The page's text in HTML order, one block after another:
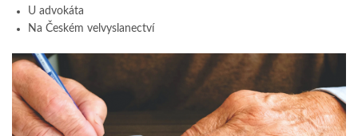
U advokáta
Na Českém velvyslanectví